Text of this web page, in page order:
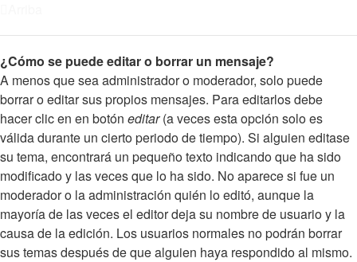
¿Cómo se puede editar o borrar un mensaje?
A menos que sea administrador o moderador, solo puede
borrar o editar sus propios mensajes. Para editarlos debe
hacer clic en en botón editar(a veces esta opción solo es
válida durante un cierto periodo de tiempo). Si alguien editase
su tema, encontrará un pequeño texto indicando que ha sido
modificado y las veces que lo ha sido. No aparece si fue un
moderador o la administración quién lo editó, aunque la
mayoría de las veces el editor deja su nombre de usuario y la
causa de la edición. Los usuarios normales no podrán borrar
sus temas después de que alguien haya respondido al mismo.